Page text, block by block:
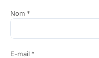
Nom *
E-mail *